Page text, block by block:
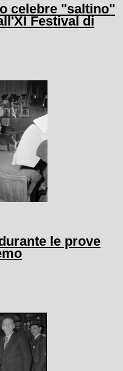
celebre "saltino"
Festival di
le prove